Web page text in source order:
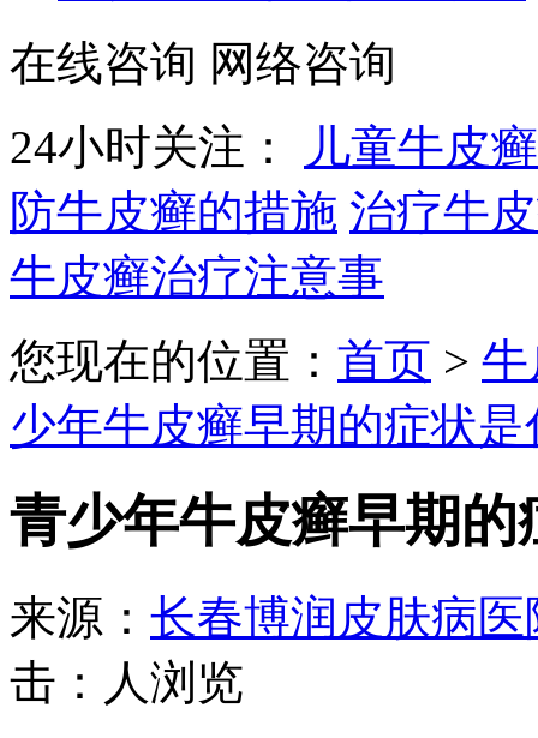
在线咨询 网络咨询
24小时关注：
儿童牛皮
防牛皮癣的措施 治疗牛
牛皮癣治疗注意事
您现在的位置： 首页 >
少年牛皮癣早期的症状是
青少年牛皮癣早期的
来源： 长春博润皮肤病医
击： 人浏览